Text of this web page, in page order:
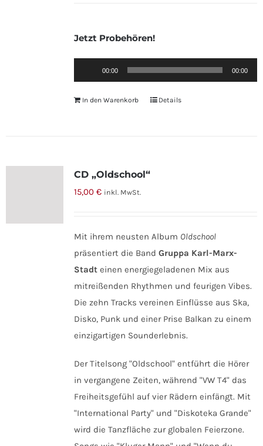
Jetzt Probehören!
Player
00:00 00:00
In den Warenkorb Details
CD „Oldschool“
15,00 € inkl. MwSt.
Mit ihrem neusten Album Oldschool
präsentiert die Band Gruppa Karl-Marx-
Stadteinen energiegeladenen Mix aus
mitreißenden Rhythmen und feurigen Vibes.
Die zehn Tracks vereinen Einflüsse aus Ska,
Disko, Punk und einer Prise Balkan zu einem
einzigartigen Sounderlebnis.
Der Titelsong "Oldschool" entführt die Hörer
in vergangene Zeiten, während "VW T4" das
Freiheitsgefühl auf vier Rädern einfängt. Mit
"International Party" und "Diskoteka Grande"
wird die Tanzfläche zur globalen Feierzone.